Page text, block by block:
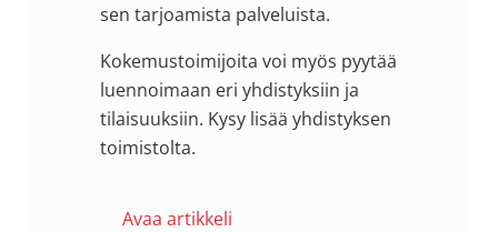
sen tarjoamista palveluista.
Kokemustoimijoita voi myös pyytää
luennoimaan eri yhdistyksiin ja
tilaisuuksiin. Kysy lisää yhdistyksen
toimistolta.
Avaa artikkeli